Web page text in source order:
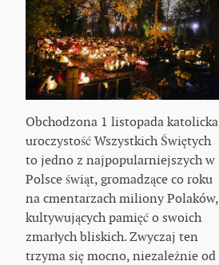
Obchodzona 1 listopada katolicka
uroczystość Wszystkich Świętych
to jedno z najpopularniejszych w
Polsce świąt, gromadzące co roku
na cmentarzach miliony Polaków,
kultywujących pamięć o swoich
zmarłych bliskich. Zwyczaj ten
trzyma się mocno, niezależnie od